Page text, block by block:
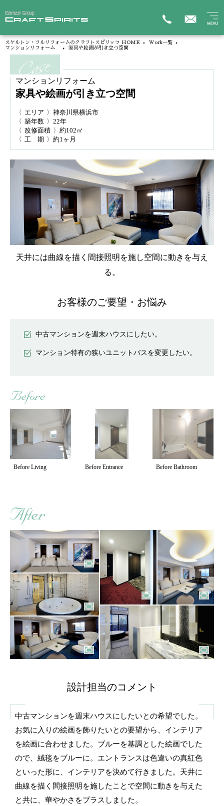
スケルトン・フルリフォームのクラフトスピリッツ HOME
Work一覧
マンションリフォーム
家具や絵画が引き立つ空間
マンションリフォーム
家具や絵画が引き立つ空間
〈 エリア 〉神奈川県横浜市
〈 築年数 〉22年
〈 改修面積 〉約102㎡
〈 工 期 〉約1ヶ月
天井には曲線を描く間接照明を施し空間に動きを与え
る。
お客様のご要望・お悩み
中古マンションを週末ハウスにしたい。
マンション特有の狭いユニットバスを変更したい。
Before Living Before Entrance Before Bathroom
設計担当のコメント
中古マンションを週末ハウスにしたいとの希望でした。
お気に入りの絵画を飾りたいとの要望から、インテリア
を絵画に合わせました。ブルーを基調とした絵画でした
ので、絨毯をブルーに。エントランスは色違いの真紅色
といった形に、インテリアを決めて行きました。天井に
曲線を描く間接照明を施したことで空間に動きを与えた
と共に、華やかさをプラスしました。